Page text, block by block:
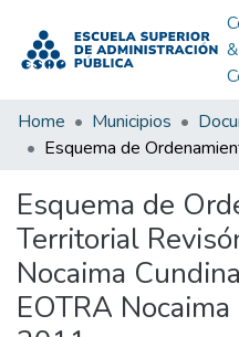
&
Home Municipios
Esquema de
Territorial
Nocaima
EOTRA